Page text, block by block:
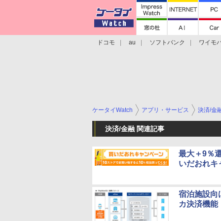
ドコモ au ソフトバンク
ワイモ
ケータイWatch アプリ・サービス 決済/金
決済/金融 関連記事
最大＋9％
いだおれキ
宿泊施設向
カ決済機能